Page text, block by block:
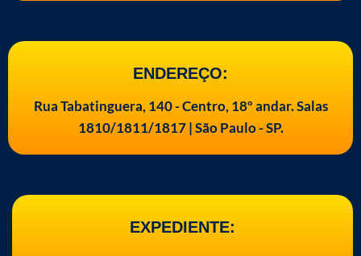
ENDEREÇO:
Rua Tabatinguera, 140 - Centro, 18º andar. Salas
1810/1811/1817 | São Paulo - SP.
EXPEDIENTE: